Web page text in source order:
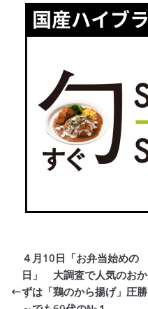
４月10日「お弁当始めの
日」 大調査で人気のおか
ずは「鶏のから揚げ」圧勝